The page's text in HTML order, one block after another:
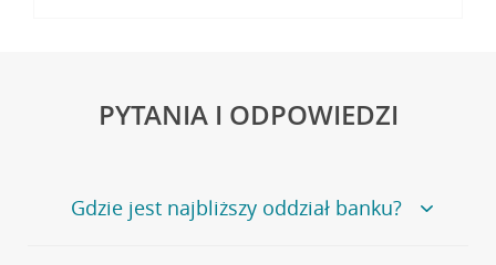
PYTANIA I ODPOWIEDZI
Gdzie jest najbliższy oddział banku?